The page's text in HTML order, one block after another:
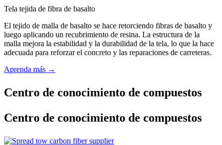
Tela tejida de fibra de basalto
El tejido de malla de basalto se hace retorciendo fibras de basalto y
luego aplicando un recubrimiento de resina. La estructura de la
malla mejora la estabilidad y la durabilidad de la tela, lo que la hace
adecuada para reforzar el concreto y las reparaciones de carreteras.
Aprenda más →
Centro de conocimiento de compuestos
Centro de conocimiento de compuestos